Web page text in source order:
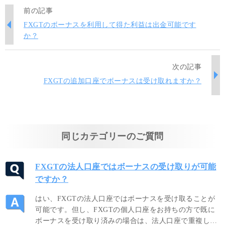
前の記事
FXGTのボーナスを利用して得た利益は出金可能です
か？
次の記事
FXGTの追加口座でボーナスは受け取れますか？
同じカテゴリーのご質問
FXGTの法人口座ではボーナスの受け取りが可能
ですか？
はい、FXGTの法人口座ではボーナスを受け取ることが
可能です。但し、FXGTの個人口座をお持ちの方で既に
ボーナスを受け取り済みの場合は、法人口座で重複して